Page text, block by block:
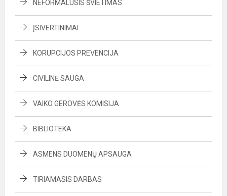
NEFORMALUSIS ŠVIETIMAS
ĮSIVERTINIMAI
KORUPCIJOS PREVENCIJA
CIVILINĖ SAUGA
VAIKO GEROVĖS KOMISIJA
BIBLIOTEKA
ASMENS DUOMENŲ APSAUGA
TIRIAMASIS DARBAS